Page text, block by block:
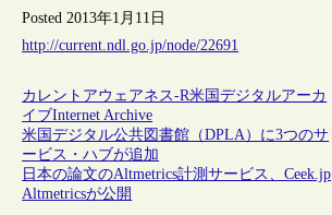
Posted 2013年1月11日
http://current.ndl.go.jp/node/22691
カレントアウェアネス-R米国デジタルアーカ
イブInternet Archive
米国デジタル公共図書館（DPLA）に3つのサ
ービス・ハブが追加
日本の論文のAltmetrics計測サービス、Ceek.jp
Altmetricsが公開